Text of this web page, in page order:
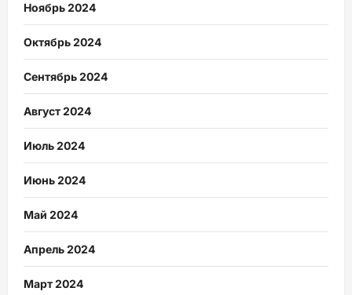
Ноябрь 2024
Октябрь 2024
Сентябрь 2024
Август 2024
Июль 2024
Июнь 2024
Май 2024
Апрель 2024
Март 2024